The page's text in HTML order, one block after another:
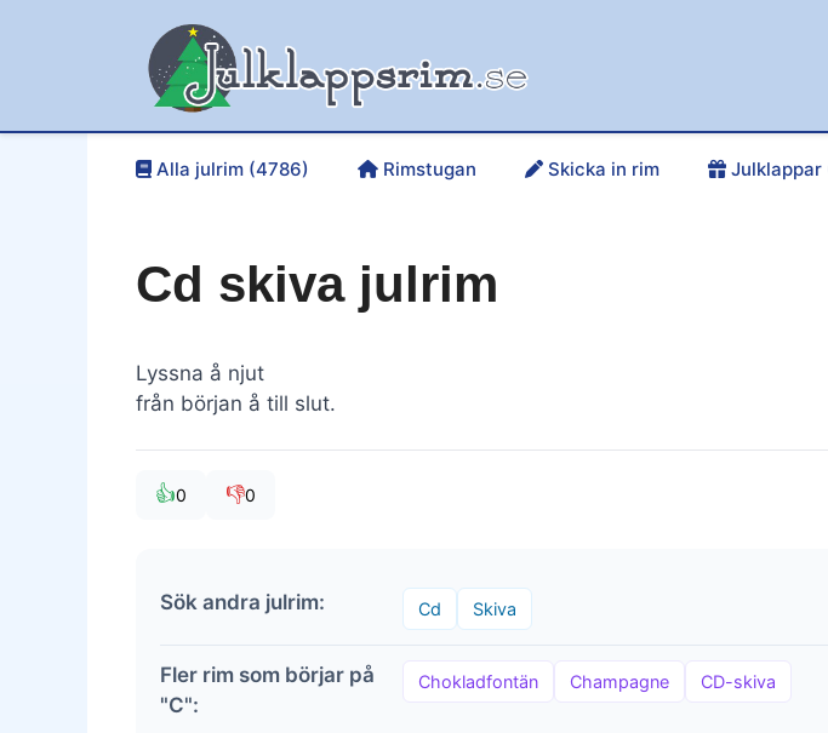
Alla julrim (4786) Rimstugan Skicka in rim Julklappar
Cd skiva julrim
Lyssna å njut
från början å till slut.
👍0 👎0
Sök andra julrim: Cd Skiva
Fler rim som börjar på
"C":
Chokladfontän Champagne CD-skiva